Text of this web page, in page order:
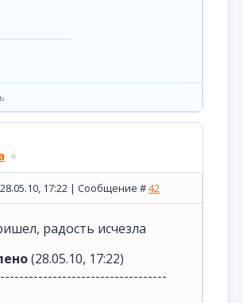
17:22 | Сообщение #42
радость исчезла
(28.05.10, 17:22)